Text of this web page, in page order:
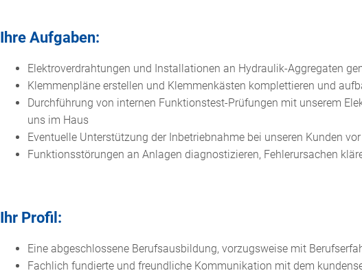
Ihre Aufgaben:
Elektroverdrahtungen und Installationen an Hydraulik-Aggregaten
Klemmenpläne erstellen und Klemmenkästen komplettieren und
Durchführung von internen Funktionstest-Prüfungen mit unserem
uns im Haus
Eventuelle Unterstützung der Inbetriebnahme bei unseren Kunden
Funktionsstörungen an Anlagen diagnostizieren, Fehlerursachen
Ihr Profil:
Eine abgeschlossene Berufsausbildung, vorzugsweise mit
Fachlich fundierte und freundliche Kommunikation mit dem